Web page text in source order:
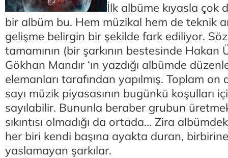
İlk albüme kıyasla çok
bir albüm bu. Hem müzikal hem de teknik
gelişme belirgin bir şekilde fark ediliyor.
tamamının (bir şarkının bestesinde Hakan
Gökhan Mandır ‘ın yazdığı albümde
elemanları tarafından yapılmış. Toplam
sayı müzik piyasasının bugünkü koşulları
sayılabilir. Bununla beraber grubun
sıkıntısı olmadığı da ortada… Zira
her biri kendi başına ayakta duran, birbirine
yaslamayan şarkılar.